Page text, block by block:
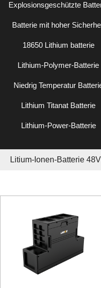
Explosionsgeschützte
Batterie mit hoher
18650 Lithium batterie
Lithium-Polymer-Batterie
Niedrig Temperatur
Lithium Titanat Batterie
Lithium-Power-Batterie
Litium-Ionen-Batterie